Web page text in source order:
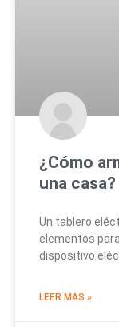
¿Cómo
una casa?
Un tablero
elementos
dispositivo
LEER MAS »